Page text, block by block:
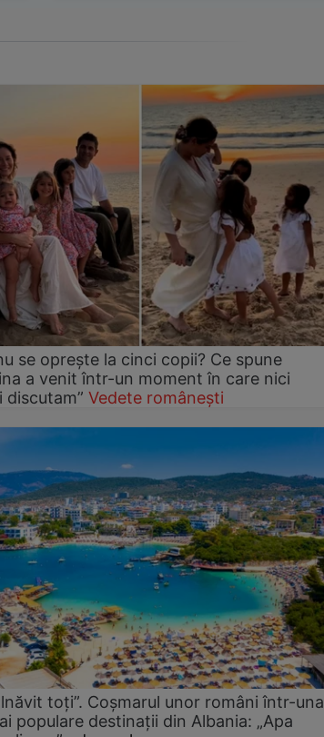
se oprește la cinci copii? Ce spune
a venit într-un moment în care nici
discutam” Vedete românești
toți”. Coșmarul unor români într-una
populare destinații din Albania: „Apa